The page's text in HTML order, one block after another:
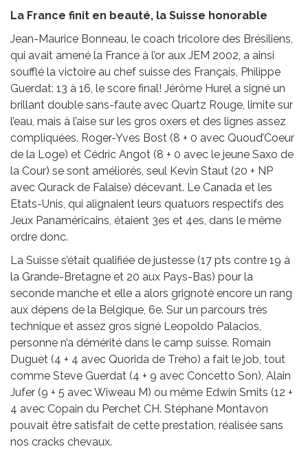
La France finit en beauté, la Suisse honorable
Jean-Maurice Bonneau, le coach tricolore des Brésiliens,
qui avait amené la France à l’or aux JEM 2002, a ainsi
soufflé la victoire au chef suisse des Français, Philippe
Guerdat: 13 à 16, le score final! Jérôme Hurel a signé un
brillant double sans-faute avec Quartz Rouge, limite sur
l’eau, mais à l’aise sur les gros oxers et des lignes assez
compliquées. Roger-Yves Bost (8 + 0 avec Quoud’Coeur
de la Loge) et Cédric Angot (8 + 0 avec le jeune Saxo de
la Cour) se sont améliorés, seul Kevin Staut (20 + NP
avec Qurack de Falaise) décevant. Le Canada et les
Etats-Unis, qui alignaient leurs quatuors respectifs des
Jeux Panaméricains, étaient 3es et 4es, dans le même
ordre donc.
La Suisse s’était qualifiée de justesse (17 pts contre 19 à
la Grande-Bretagne et 20 aux Pays-Bas) pour la
seconde manche et elle a alors grignoté encore un rang
aux dépens de la Belgique, 6e. Sur un parcours très
technique et assez gros signé Leopoldo Palacios,
personne n’a démérité dans le camp suisse. Romain
Duguet (4 + 4 avec Quorida de Treho) a fait le job, tout
comme Steve Guerdat (4 + 9 avec Concetto Son), Alain
Jufer (9 + 5 avec Wiweau M) ou même Edwin Smits (12 +
4 avec Copain du Perchet CH. Stéphane Montavon
pouvait être satisfait de cette prestation, réalisée sans
nos cracks chevaux.